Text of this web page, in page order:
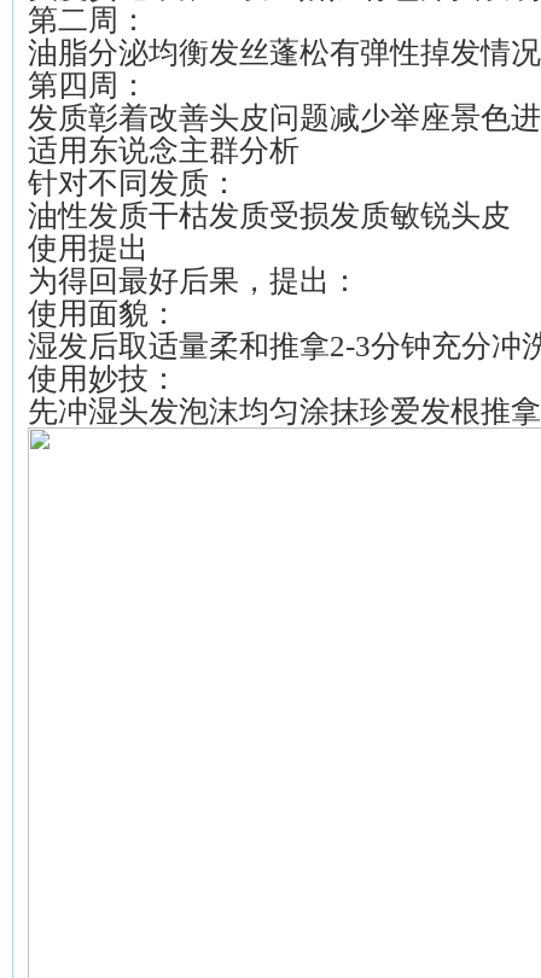
第二周：
油脂分泌均衡发丝蓬松有弹性掉发情
第四周：
发质彰着改善头皮问题减少举座景色
适用东说念主群分析
针对不同发质：
油性发质干枯发质受损发质敏锐头皮
使用提出
为得回最好后果，提出：
使用面貌：
湿发后取适量柔和推拿2-3分钟充分冲
使用妙技：
先冲湿头发泡沫均匀涂抹珍爱发根推拿